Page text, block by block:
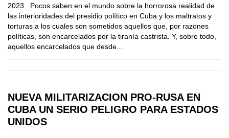
2023 Pocos saben en el mundo sobre la horrorosa realidad de
las interioridades del presidio político en Cuba y los maltratos y
torturas a los cuales son sometidos aquellos que, por razones
políticas, son encarcelados por la tiranía castrista. Y, sobre todo,
aquellos encarcelados que desde...
NUEVA MILITARIZACION PRO-RUSA EN
CUBA UN SERIO PELIGRO PARA ESTADOS
UNIDOS